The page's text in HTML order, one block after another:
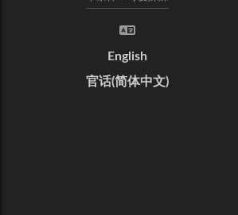
English
官话(简体中文)